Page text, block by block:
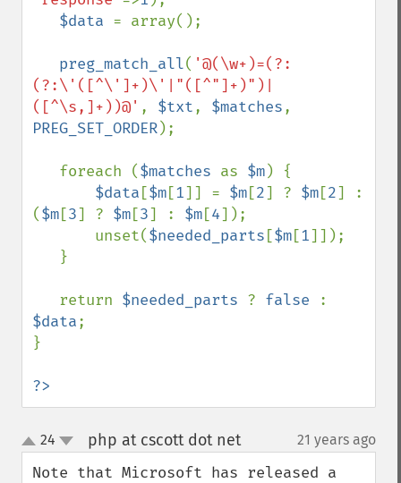
$data = array();
preg_match_all( '@(\w+)=(?:
(?:\'([^\']+)\'|"([^"]+)")|
([^\s,]+))@' , $txt, $matches
PREG_SET_ORDER);
   foreach (
$matches as $m) {
$data [$m[1]] = $m[2] ? $m[2] :
($m[3] ? $m[3] : $m[4]);
       unset(
$needed_parts [$m[1]]);
   return
$needed_parts ? false
$data;
}
?>
up
down
24 php at cscott dot net¶ 21 years ago
Note that Microsoft has released a